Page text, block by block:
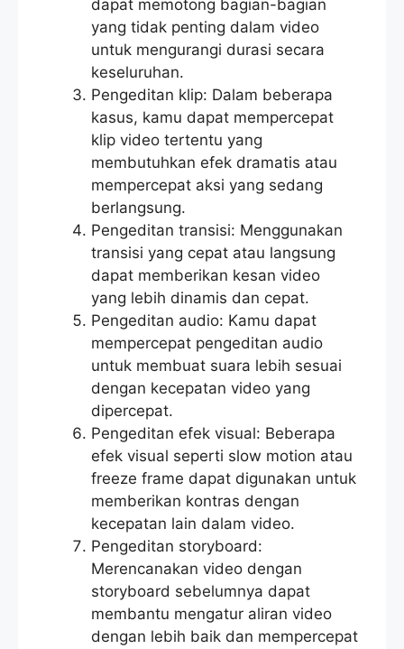
dapat memotong bagian-bagian
yang tidak penting dalam video
untuk mengurangi durasi secara
keseluruhan.
Pengeditan klip: Dalam beberapa
kasus, kamu dapat mempercepat
klip video tertentu yang
membutuhkan efek dramatis atau
mempercepat aksi yang sedang
berlangsung.
Pengeditan transisi: Menggunakan
transisi yang cepat atau langsung
dapat memberikan kesan video
yang lebih dinamis dan cepat.
Pengeditan audio: Kamu dapat
mempercepat pengeditan audio
untuk membuat suara lebih sesuai
dengan kecepatan video yang
dipercepat.
Pengeditan efek visual: Beberapa
efek visual seperti slow motion atau
freeze frame dapat digunakan untuk
memberikan kontras dengan
kecepatan lain dalam video.
Pengeditan storyboard:
Merencanakan video dengan
storyboard sebelumnya dapat
membantu mengatur aliran video
dengan lebih baik dan mempercepat